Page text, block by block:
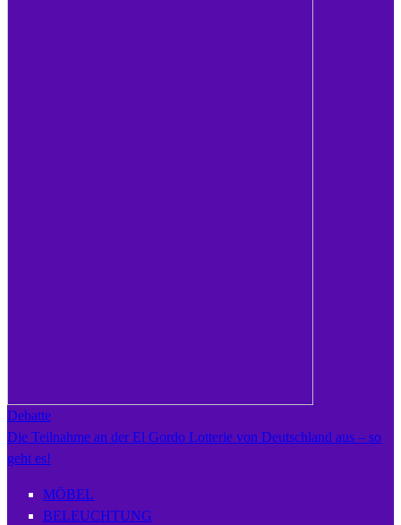
Debatte
Die Teilnahme an der El Gordo Lotterie von Deutschland aus – so
geht es!
MÖBEL
BELEUCHTUNG